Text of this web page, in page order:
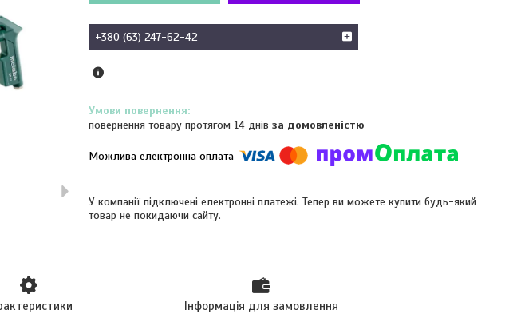
+380 (63) 247-62-42
повернення товару протягом 14 днів за домовленістю
У компанії підключені електронні платежі. Тепер ви можете купити будь-який
товар не покидаючи сайту.
Інформація для замовлення